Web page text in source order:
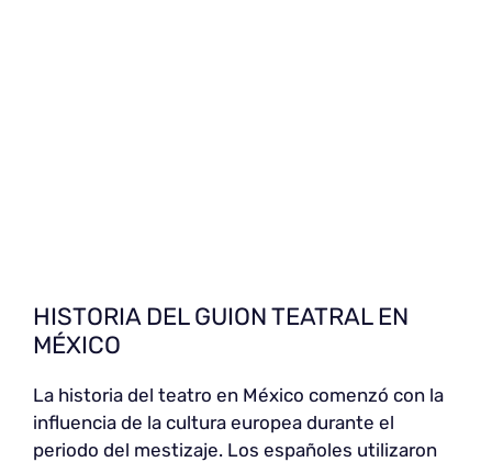
HISTORIA DEL GUION TEATRAL EN
MÉXICO
La historia del teatro en México comenzó con la
influencia de la cultura europea durante el
periodo del mestizaje. Los españoles utilizaron